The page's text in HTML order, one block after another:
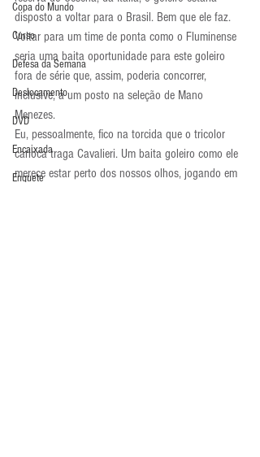
Copa do Mundo
Curso
Defesa da Semana
Deslocamento
DVD
Encaixada
Enquete
disposto a voltar para o Brasil. Bem que ele faz.
Voltar para um time de ponta como o Fluminense
seria uma baita oportunidade para este goleiro
fora de série que, assim, poderia concorrer,
inclusive, a um posto na seleção de Mano
Menezes.
Eu, pessoalmente, fico na torcida que o tricolor
carioca traga Cavalieri. Um baita goleiro como ele
merece estar perto dos nossos olhos, jogando em